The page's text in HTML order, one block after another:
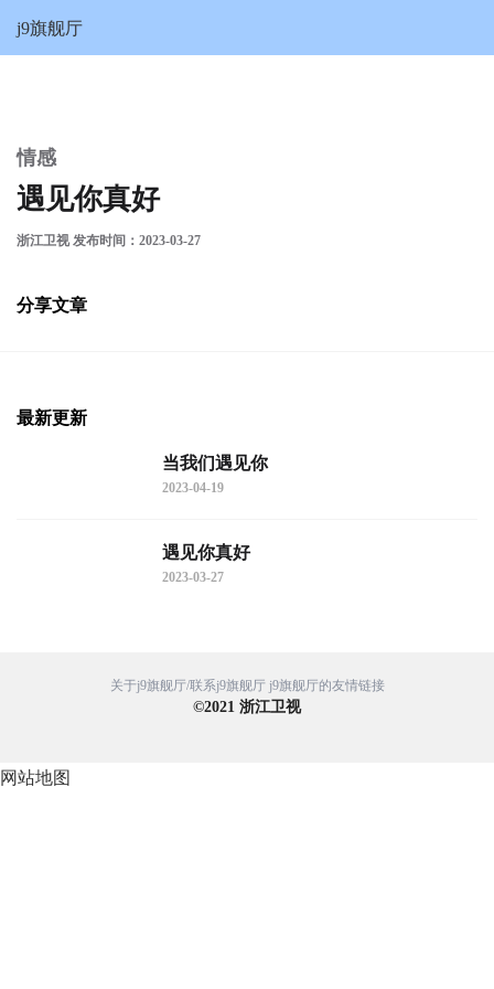
遇见你真好-j9旗舰厅
j9旗舰厅
情感
遇见你真好
浙江卫视 发布时间：2023-03-27
分享文章
最新更新
当我们遇见你
2023-04-19
遇见你真好
2023-03-27
关于j9旗舰厅/联系j9旗舰厅 j9旗舰厅的友情链接
©2021 浙江卫视
网站地图